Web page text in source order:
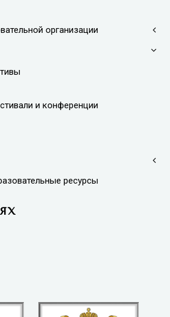
организации
и конференции
ресурсы